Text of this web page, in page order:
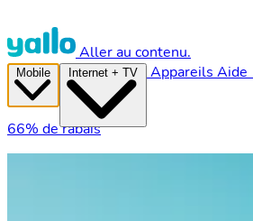
Aller au contenu.
Appareils Aide
66% de rabais